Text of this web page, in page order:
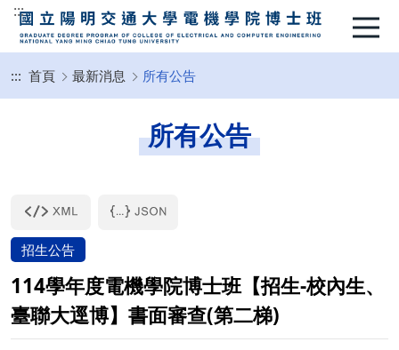
:::
::: 首頁 最新消息 所有公告
所有公告
招生公告
114學年度電機學院博士班【招生-校內生、
臺聯大逕博】書面審查(第二梯)